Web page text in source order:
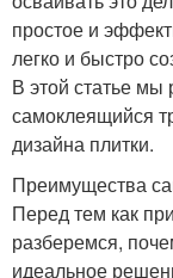
простое и
легко и быстро
В этой статье мы
самоклеящийся
дизайна плитки.
Преимущества
Перед тем как
разберемся,
идеальное